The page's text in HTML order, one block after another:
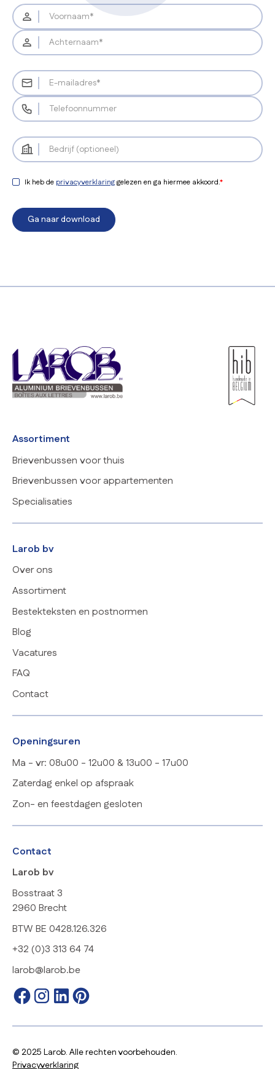
Ik heb de privacyverklaringgelezen en ga hiermee akkoord.*
Larob bv
Over ons
Assortiment
Bestekteksten en postnormen
Blog
Vacatures
FAQ
Contact
Assortiment
Brievenbussen voor thuis
Brievenbussen voor appartementen
Specialisaties
Openingsuren
Ma - vr: 08u00 - 12u00 & 13u00 - 17u00
Zaterdag enkel op afspraak
Zon- en feestdagen gesloten
Contact
Larob bv
Bosstraat 3
2960 Brecht
BTW BE 0428.126.326
+32 (0)3 313 64 74
larob@larob.be
© 2025 Larob. Alle rechten voorbehouden.
Privacyverklaring